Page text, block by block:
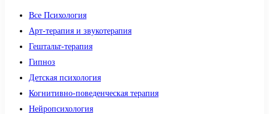
Все Психология
Арт-терапия и звукотерапия
Гештальт-терапия
Гипноз
Детская психология
Когнитивно-поведенческая терапия
Нейропсихология